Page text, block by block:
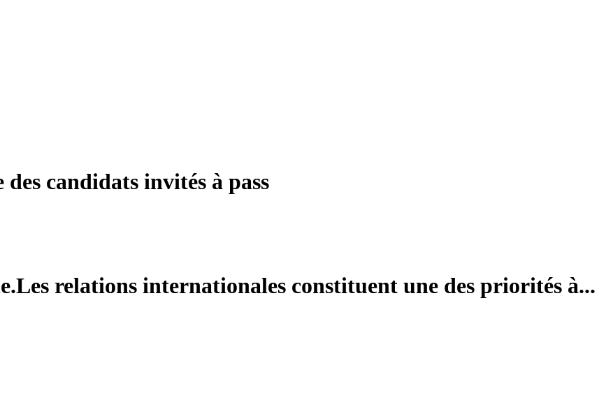
candidats invités à pass
relations internationales constituent une des priorités à...